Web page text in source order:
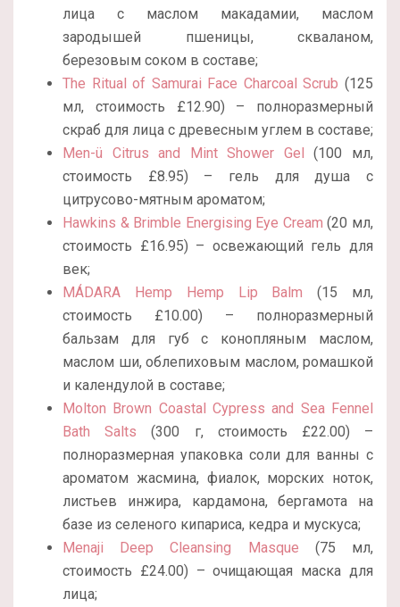
лица с маслом макадамии, маслом
зародышей пшеницы, скваланом,
березовым соком в составе;
The Ritual of Samurai Face Charcoal Scrub (125
мл, стоимость £12.90) – полноразмерный
скраб для лица с древесным углем в составе;
Men-ü Citrus and Mint Shower Gel (100 мл,
стоимость £8.95) – гель для душа с
цитрусово-мятным ароматом;
Hawkins & Brimble Energising Eye Cream (20 мл,
стоимость £16.95) – освежающий гель для
век;
MÁDARA Hemp Hemp Lip Balm (15 мл,
стоимость £10.00) – полноразмерный
бальзам для губ с конопляным маслом,
маслом ши, облепиховым маслом, ромашкой
и календулой в составе;
Molton Brown Coastal Cypress and Sea Fennel
Bath Salts (300 г, стоимость £22.00) –
полноразмерная упаковка соли для ванны с
ароматом жасмина, фиалок, морских ноток,
листьев инжира, кардамона, бергамота на
базе из селеного кипариса, кедра и мускуса;
Menaji Deep Cleansing Masque (75 мл,
стоимость £24.00) – очищающая маска для
лица;